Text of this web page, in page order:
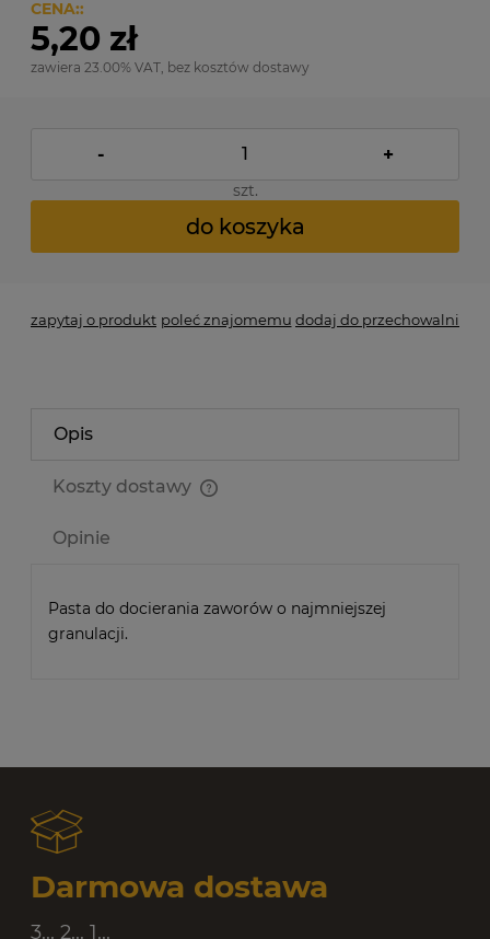
CENA::
5,20 zł
zawiera 23.00% VAT, bez kosztów dostawy
- +
szt.
do koszyka
zapytaj o produkt poleć znajomemu dodaj do przechowalni
Opis
Koszty dostawy
Opinie
Pasta do docierania zaworów o najmniejszej
granulacji.
Darmowa dostawa
3... 2... 1...